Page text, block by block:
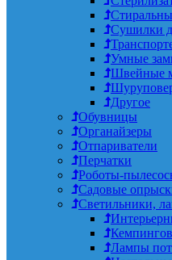
Сушилки
Умные
Швейные
Другое
Обувницы
Органайзеры
Отпариватели
Перчатки
Роботы-
Садовые
Светильники,
Лампы